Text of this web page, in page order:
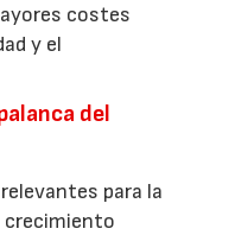
costes
y el
del
para la
crecimiento